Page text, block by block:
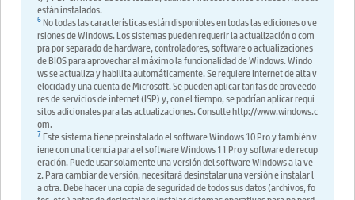
están instalados.
6No todas las características están disponibles en todas las ediciones o ve
rsiones de Windows. Los sistemas pueden requerir la actualización o com
pra por separado de hardware, controladores, software o actualizaciones
de BIOS para aprovechar al máximo la funcionalidad de Windows. Windo
ws se actualiza y habilita automáticamente. Se requiere Internet de alta v
elocidad y una cuenta de Microsoft. Se pueden aplicar tarifas de proveedo
res de servicios de internet (ISP) y, con el tiempo, se podrían aplicar requi
sitos adicionales para las actualizaciones. Consulte http://www.windows.c
om.
7Este sistema tiene preinstalado el software Windows 10 Pro y también v
iene con una licencia para el software Windows 11 Pro y software de recup
eración. Puede usar solamente una versión del software Windows a la ve
z. Para cambiar de versión, necesitará desinstalar una versión e instalar l
a otra. Debe hacer una copia de seguridad de todos sus datos (archivos, fo